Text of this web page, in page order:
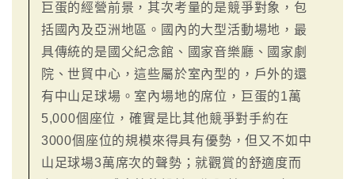
巨蛋的經營前景，其次考量的是競爭對象，包
括國內及亞洲地區。國內的大型活動場地，最
具傳統的是國父紀念館、國家音樂廳、國家劇
院、世貿中心，這些屬於室內型的，戶外的還
有中山足球場。室內場地的席位，巨蛋的1萬
5,000個座位，確實是比其他競爭對手約在
3000個座位的規模來得具有優勢，但又不如中
山足球場3萬席次的聲勢；就觀賞的舒適度而